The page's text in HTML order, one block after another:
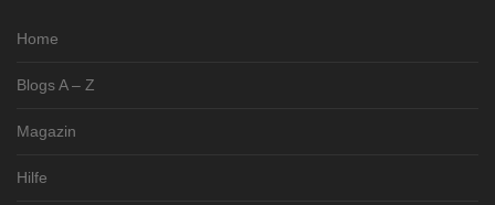
Home
Blogs A – Z
Magazin
Hilfe